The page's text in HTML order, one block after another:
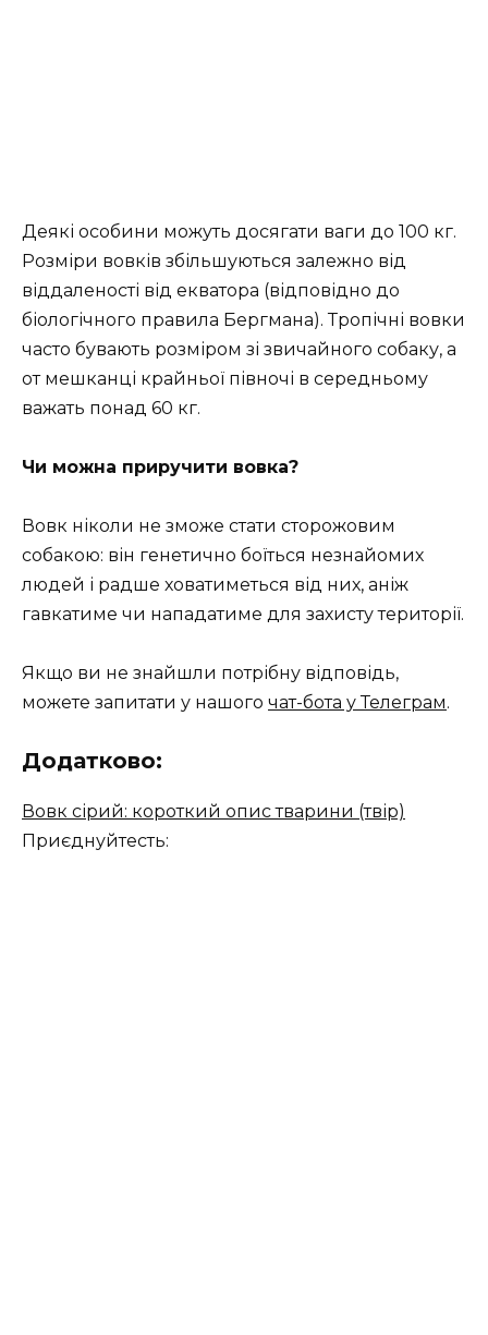
Деякі особини можуть досягати ваги до 100 кг.
Розміри вовків збільшуються залежно від
віддаленості від екватора (відповідно до
біологічного правила Бергмана). Тропічні вовки
часто бувають розміром зі звичайного собаку, а
от мешканці крайньої півночі в середньому
важать понад 60 кг.
Чи можна приручити вовка?
Вовк ніколи не зможе стати сторожовим
собакою: він генетично боїться незнайомих
людей і радше ховатиметься від них, аніж
гавкатиме чи нападатиме для захисту території.
Якщо ви не знайшли потрібну відповідь,
можете запитати у нашого чат-бота у Телеграм.
Додатково:
Вовк сірий: короткий опис тварини (твір)
Приєднуйтесть: